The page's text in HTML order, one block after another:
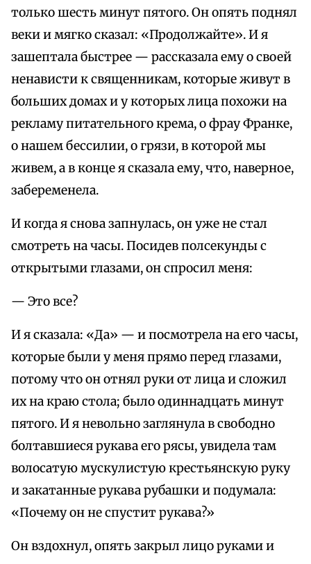
только шесть минут пятого. Он опять поднял
веки и мягко сказал: «Продолжайте». И я
зашептала быстрее — рассказала ему о своей
ненависти к священникам, которые живут в
больших домах и у которых лица похожи на
рекламу питательного крема, о фрау Франке,
о нашем бессилии, о грязи, в которой мы
живем, а в конце я сказала ему, что, наверное,
забеременела.
И когда я снова запнулась, он уже не стал
смотреть на часы. Посидев полсекунды с
открытыми глазами, он спросил меня:
— Это все?
И я сказала: «Да» — и посмотрела на его часы,
которые были у меня прямо перед глазами,
потому что он отнял руки от лица и сложил
их на краю стола; было одиннадцать минут
пятого. И я невольно заглянула в свободно
болтавшиеся рукава его рясы, увидела там
волосатую мускулистую крестьянскую руку
и закатанные рукава рубашки и подумала:
«Почему он не спустит рукава?»
Он вздохнул, опять закрыл лицо руками и